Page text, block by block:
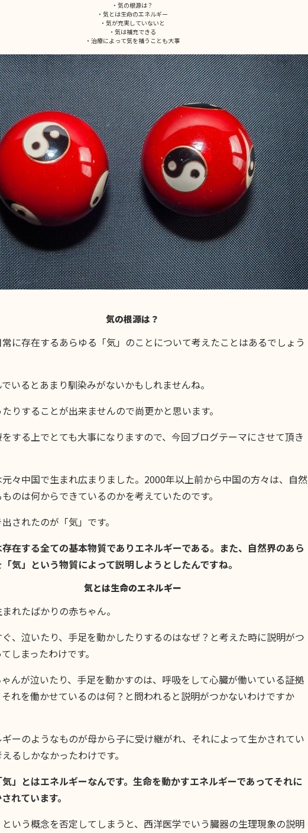
・気の根源は？
・気とは生命のエネルギー
・気が充実していないと
・気は補充できる
・治療によって気を補うことも大事
気の根源は？
に存在するあらゆる「気」のことについて考えたことはあるでしょう
いるとあまり馴染みがないかもしれませんね。
りすることが出来ませんので尚更かと思います。
する上でとても大事になりますので、今回ブログテーマにさせて頂き
々中国で生まれ広まりました。2000年以上前から中国の方々は、自然
のは何からできているのかを考えていたのです。
されたのが「気」です。
在する全ての基本物質でありエネルギーである。また、自然界のあら
気」という物質によって説明しようとしたんですね。
気とは生命のエネルギー
れたばかりの赤ちゃん。
、泣いたり、手足を動かしたりするのはなぜ？と考えた時に説明がつ
しまったわけです。
んが泣いたり、手足を動かすのは、呼吸をして心臓が働いている証拠
れを働かせているのは何？と問われると説明がつかないわけですか
ーのようなものが母から子に受け継がれ、それによって生かされてい
るしかなかったわけです。
」とはエネルギーなんです。生命を動かすエネルギーであってそれに
れています。
いう概念を否定してしまうと、西洋医学でいう臓器の生理現象の説明